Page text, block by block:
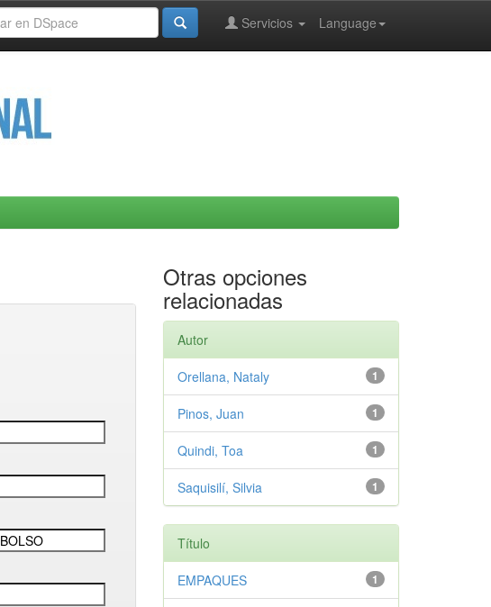
Language
Servicios
Otras opciones
relacionadas
Autor
1
Orellana, Nataly
1
Pinos, Juan
1
Quindi, Toa
1
Saquisilí, Silvia
Título
1
EMPAQUES